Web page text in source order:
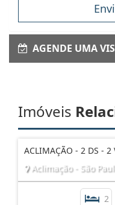
AGENDE UMA
Imóveis
ACLIMAÇÃO - 2 DS - 2
Aclimação - São
2